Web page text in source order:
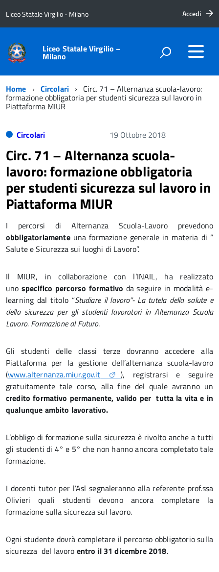
Liceo Statale Virgilio - Milano Accedi
Liceo Statale Virgilio –
Milano
Home Circolari Circ. 71 – Alternanza scuola-lavoro:
formazione obbligatoria per studenti sicurezza sul lavoro in
Piattaforma MIUR
Circolari 19 Ottobre 2018
Circ. 71 – Alternanza scuola-
lavoro: formazione obbligatoria
per studenti sicurezza sul lavoro in
Piattaforma MIUR
I percorsi di Alternanza Scuola-Lavoro prevedono
obbligatoriamente una formazione generale in materia di “
Salute e Sicurezza sui luoghi di Lavoro”.
Il MIUR, in collaborazione con l’INAIL, ha realizzato
uno specifico percorso formativo da seguire in modalità e-
learning dal titolo “Studiare il lavoro”- La tutela della salute e
della sicurezza per gli studenti lavoratori in Alternanza Scuola
Lavoro. Formazione al Futuro.
Gli studenti delle classi terze dovranno accedere alla
Piattaforma per la gestione dell’alternanza scuola-lavoro
(www.alternanza.miur.gov.it
), registrarsi e seguire
gratuitamente tale corso, alla fine del quale avranno un
credito formativo permanente, valido per tutta la vita e in
qualunque ambito lavorativo.
L’obbligo di formazione sulla sicurezza è rivolto anche a tutti
gli studenti di 4° e 5° che non hanno ancora completato tale
formazione.
I docenti tutor per l’Asl segnaleranno alla referente prof.ssa
Olivieri quali studenti devono ancora completare la
formazione sulla sicurezza sul lavoro.
Ogni studente dovrà completare il percorso obbligatorio sulla
sicurezza del lavoro entro il 31 dicembre 2018.